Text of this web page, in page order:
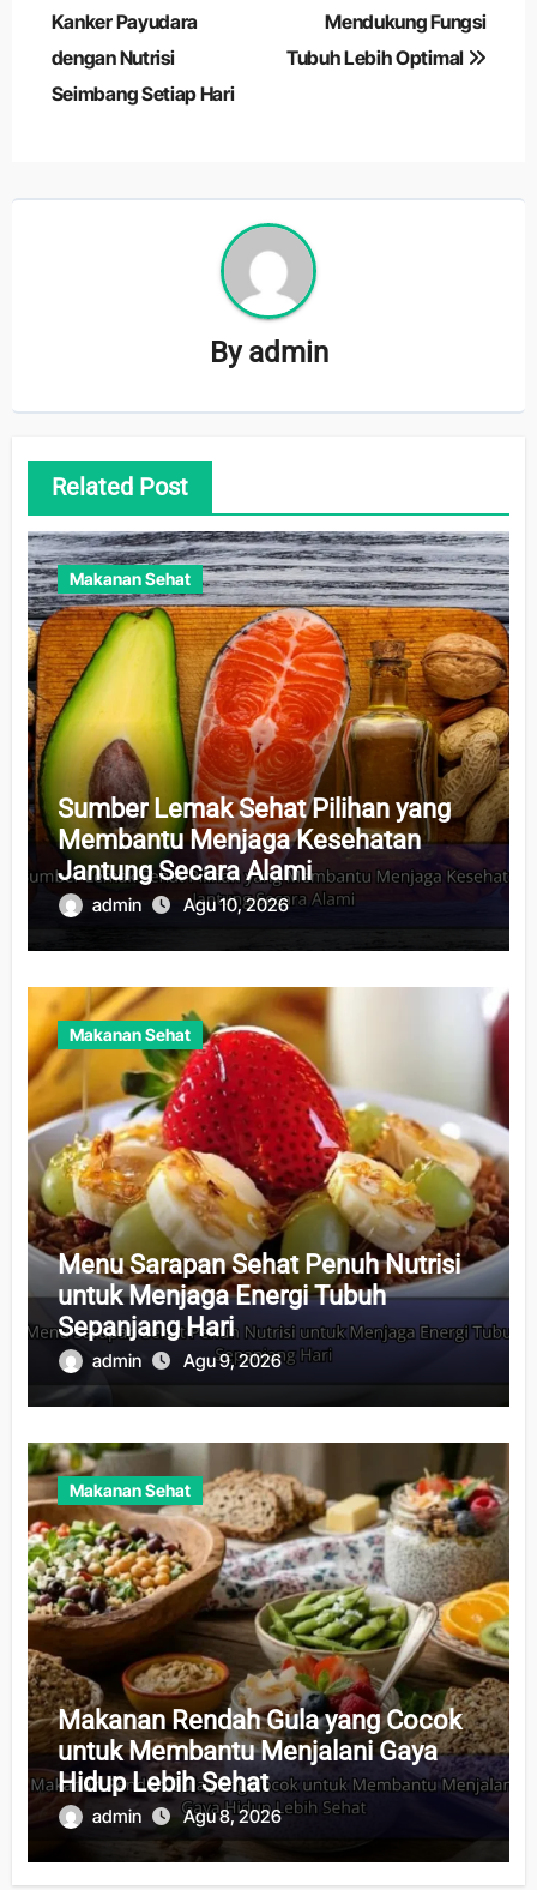
Kanker Payudara
dengan Nutrisi
Seimbang Setiap Hari
Mendukung Fungsi
Tubuh Lebih Optimal
By admin
Related Post
Makanan Sehat
Sumber Lemak Sehat Pilihan yang
Membantu Menjaga Kesehatan
Jantung Secara Alami
admin Agu 10, 2026
Makanan Sehat
Menu Sarapan Sehat Penuh Nutrisi
untuk Menjaga Energi Tubuh
Sepanjang Hari
admin Agu 9, 2026
Makanan Sehat
Makanan Rendah Gula yang Cocok
untuk Membantu Menjalani Gaya
Hidup Lebih Sehat
admin Agu 8, 2026